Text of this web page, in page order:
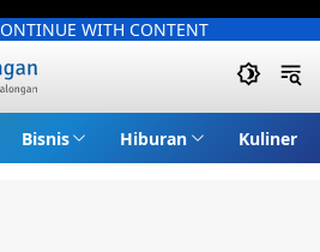
WITH CONTENT
Bisnis Hiburan Kuliner